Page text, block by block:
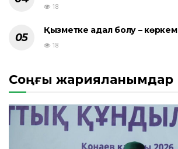
18
Қызметке адал болу – көркем
18
Соңғы жарияланымдар